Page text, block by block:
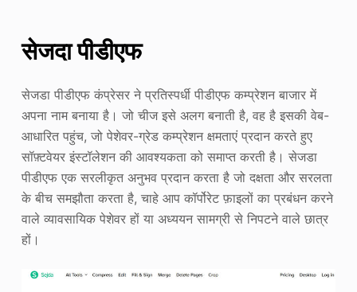
सेजदा पीडीएफ
सेजडा पीडीएफ कंप्रेसर ने प्रतिस्पर्धी पीडीएफ कम्प्रेशन बाजार में
अपना नाम बनाया है। जो चीज इसे अलग बनाती है, वह है इसकी वेब-
आधारित पहुंच, जो पेशेवर-ग्रेड कम्प्रेशन क्षमताएं प्रदान करते हुए
सॉफ़्टवेयर इंस्टॉलेशन की आवश्यकता को समाप्त करती है। सेजडा
पीडीएफ एक सरलीकृत अनुभव प्रदान करता है जो दक्षता और सरलता
के बीच समझौता करता है, चाहे आप कॉर्पोरेट फ़ाइलों का प्रबंधन करने
वाले व्यावसायिक पेशेवर हों या अध्ययन सामग्री से निपटने वाले छात्र
हों।